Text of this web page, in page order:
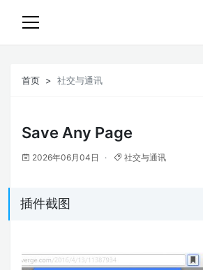
首页 社交与通讯
Save Any Page
2026年06月04日 社交与通讯
插件截图